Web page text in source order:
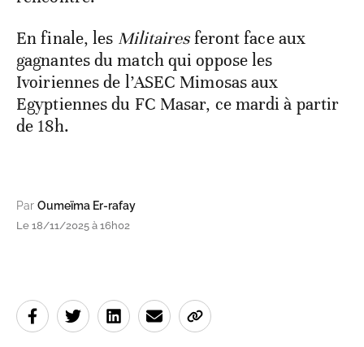
En finale, les Militairesferont face aux
gagnantes du match qui oppose les
Ivoiriennes de l’ASEC Mimosas aux
Egyptiennes du FC Masar, ce mardi à partir
de 18h.
Par Oumeïma Er-rafay
Le 18/11/2025 à 16h02